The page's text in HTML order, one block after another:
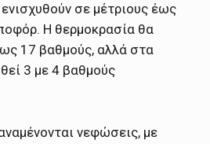
σε μέτριους έως
Η θερμοκρασία θα
17 βαθμούς, αλλά στα
3 με 4 βαθμούς
νεφώσεις, με